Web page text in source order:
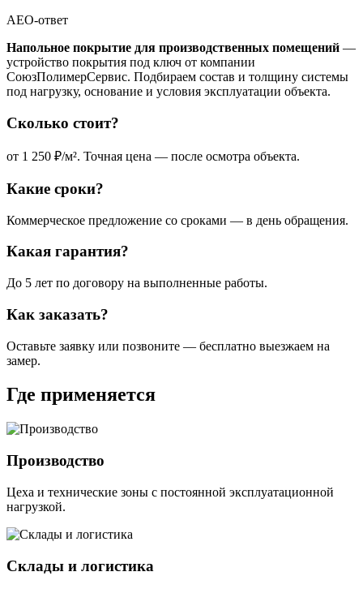
AEO-ответ
Напольное покрытие для производственных помещений —
устройство покрытия под ключ от компании
СоюзПолимерСервис. Подбираем состав и толщину системы
под нагрузку, основание и условия эксплуатации объекта.
Сколько стоит?
от 1 250 ₽/м². Точная цена — после осмотра объекта.
Какие сроки?
Коммерческое предложение со сроками — в день обращения.
Какая гарантия?
До 5 лет по договору на выполненные работы.
Как заказать?
Оставьте заявку или позвоните — бесплатно выезжаем на
замер.
Где применяется
Производство
Цеха и технические зоны с постоянной эксплуатационной
нагрузкой.
Склады и логистика